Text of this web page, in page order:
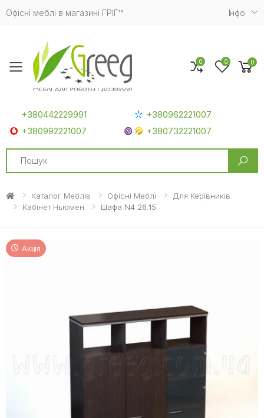
Офісні меблі в магазині ГРІГ™ Iнфо
Toggle mobile menu
+380442229991
+380962221007
+380992221007
+380732221007
Search
0 0 0
Каталог Меблів Офісні Меблі
Для Керівників
Кабінет Ньюмен
Шафа N4.26.15
Акція